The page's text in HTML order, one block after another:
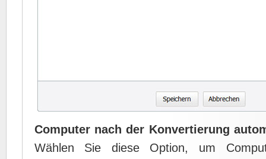
Computer nach der Konvertierung
Wählen Sie diese Option, um